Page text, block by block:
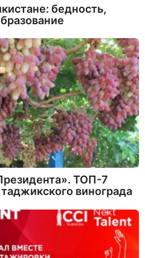
бедность,
ТОП-7
винограда